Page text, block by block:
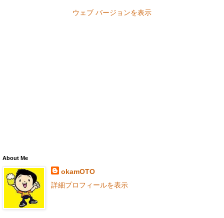
ウェブ バージョンを表示
About Me
okamOTO
詳細プロフィールを表示